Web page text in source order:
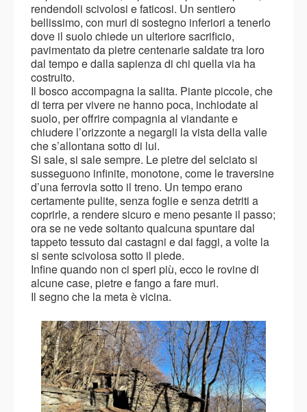
rendendoli scivolosi e faticosi. Un sentiero
bellissimo, con muri di sostegno inferiori a tenerlo
dove il suolo chiede un ulteriore sacrificio,
pavimentato da pietre centenarie saldate tra loro
dal tempo e dalla sapienza di chi quella via ha
costruito.
Il bosco accompagna la salita. Piante piccole, che
di terra per vivere ne hanno poca, inchiodate al
suolo, per offrire compagnia al viandante e
chiudere l’orizzonte a negargli la vista della valle
che s’allontana sotto di lui.
Si sale, si sale sempre. Le pietre del selciato si
susseguono infinite, monotone, come le traversine
d’una ferrovia sotto il treno. Un tempo erano
certamente pulite, senza foglie e senza detriti a
coprirle, a rendere sicuro e meno pesante il passo;
ora se ne vede soltanto qualcuna spuntare dal
tappeto tessuto dai castagni e dai faggi, a volte la
si sente scivolosa sotto il piede.
Infine quando non ci speri più, ecco le rovine di
alcune case, pietre e fango a fare muri.
Il segno che la meta è vicina.